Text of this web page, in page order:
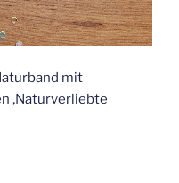
mit
‚Naturverliebte